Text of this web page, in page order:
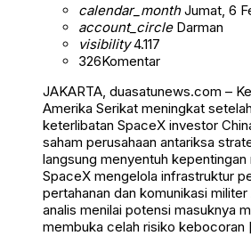
calendar_monthJumat, 6
account_circleDarman
visibility4.117
326Komentar
JAKARTA, duasatunews.com –
Amerika Serikat meningkat
keterlibatan SpaceX investor
saham perusahaan antariksa
langsung menyentuh kepentingan
SpaceX mengelola infrastruktur
pertahanan dan komunikasi militer
analis menilai potensi masuknya
membuka celah risiko